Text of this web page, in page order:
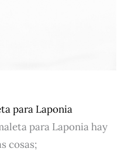
para Laponia
para Laponia hay
cosas;